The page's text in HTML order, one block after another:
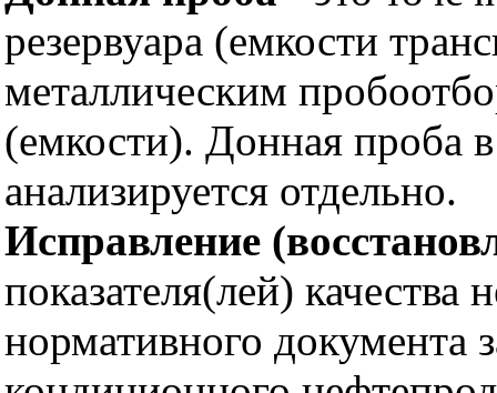
резервуара (емкости
металлическим
(емкости). Донная проба
анализируется отдельно.
Исправление
показателя(лей)
нормативного документа